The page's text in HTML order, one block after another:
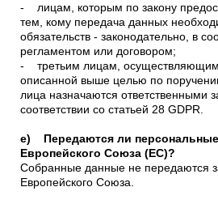
- лицам, которым по закону
тем, кому передача данных
обязательств - законодательно, в
регламентом или договором;
- третьим лицам, осуществляющим
описанной выше целью по
лица назначаются ответственными
соответствии со статьей 28 GDPR.
e) Передаются ли
Европейского Союза (ЕС)?
Собранные данные не передаются
Европейского Союза.